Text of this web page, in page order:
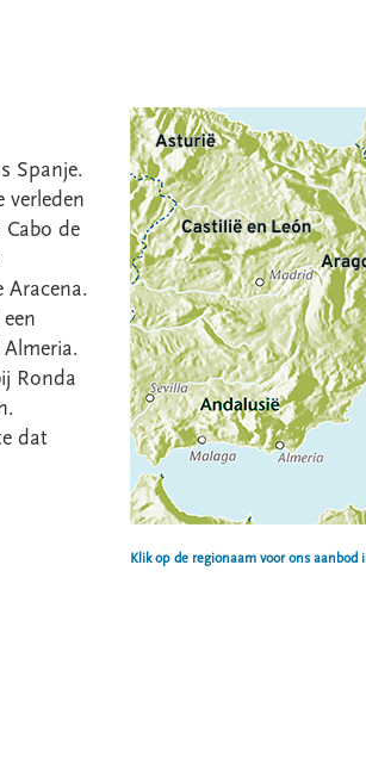
Spanje.
verleden
de
Ronda
dat
Klik op de regionaam voor ons aanbod